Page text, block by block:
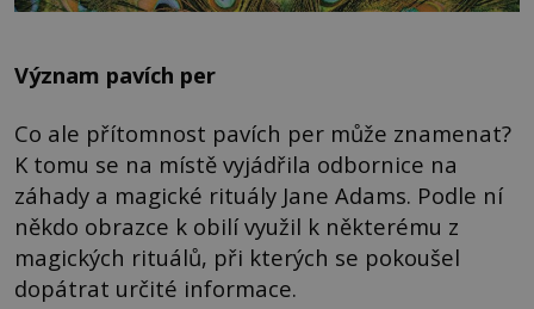
Význam pavích per
Co ale přítomnost pavích per může znamenat?
K tomu se na místě vyjádřila odbornice na
záhady a magické rituály Jane Adams. Podle ní
někdo obrazce k obilí využil k některému z
magických rituálů, při kterých se pokoušel
dopátrat určité informace.